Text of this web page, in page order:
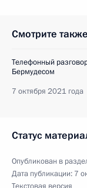
Смотрите также
Телефонный
Бермудесом
7 октября 2021 года
Статус
Опубликован в
Дата публикации: 7